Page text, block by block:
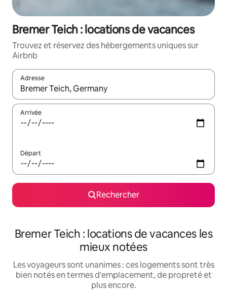
Bremer Teich : locations de vacances
Trouvez et réservez des hébergements uniques sur
Airbnb
Adresse
Lorsque les résultats s'affichent, utilisez les flèches vers le
Arrivée
Départ
Rechercher
Bremer Teich : locations de vacances les
mieux notées
Les voyageurs sont unanimes : ces logements sont très
bien notés en termes d'emplacement, de propreté et
plus encore.